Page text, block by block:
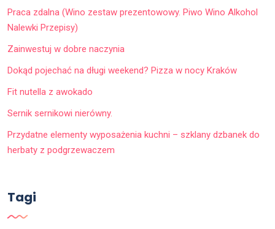
Praca zdalna (Wino zestaw prezentowowy. Piwo Wino Alkohol
Nalewki Przepisy)
Zainwestuj w dobre naczynia
Dokąd pojechać na długi weekend? Pizza w nocy Kraków
Fit nutella z awokado
Sernik sernikowi nierówny.
Przydatne elementy wyposażenia kuchni – szklany dzbanek do
herbaty z podgrzewaczem
Tagi